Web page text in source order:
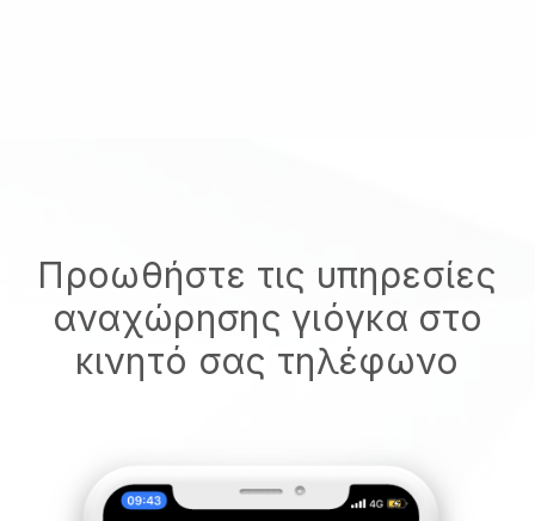
Προωθήστε τις υπηρεσίες
αναχώρησης γιόγκα στο
κινητό σας τηλέφωνο